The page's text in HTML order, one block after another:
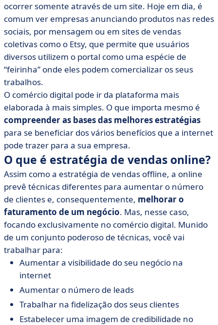
ocorrer somente através de um site. Hoje em dia, é
comum ver empresas anunciando produtos nas redes
sociais, por mensagem ou em sites de vendas
coletivas como o Etsy, que permite que usuários
diversos utilizem o portal como uma espécie de
“feirinha” onde eles podem comercializar os seus
trabalhos.
O comércio digital pode ir da plataforma mais
elaborada à mais simples. O que importa mesmo é
compreender as bases das melhores estratégias
para se beneficiar dos vários benefícios que a internet
pode trazer para a sua empresa.
O que é estratégia de vendas online?
Assim como a estratégia de vendas offline, a online
prevê técnicas diferentes para aumentar o número
de clientes e, consequentemente, melhorar o
faturamento de um negócio. Mas, nesse caso,
focando exclusivamente no comércio digital. Munido
de um conjunto poderoso de técnicas, você vai
trabalhar para:
Aumentar a visibilidade do seu negócio na
internet
Aumentar o número de leads
Trabalhar na fidelização dos seus clientes
Estabelecer uma imagem de credibilidade no